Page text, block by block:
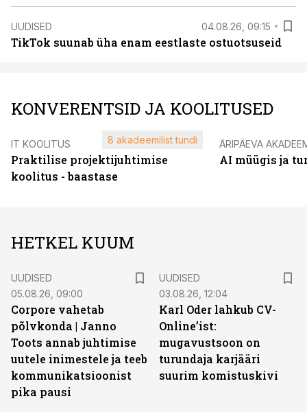
UUDISED 04.08.26, 09:15
TikTok suunab üha enam eestlaste ostuotsuseid
KONVERENTSID JA KOOLITUSED
IT KOOLITUS
Praktilise projektijuhtimise
koolitus - baastase
8 akadeemilist tundi ÄRIPÄEVA
AI müügis ja
HETKEL KUUM
UUDISED
05.08.26, 09:00
Corpore vahetab
põlvkonda | Janno
Toots annab juhtimise
uutele inimestele ja teeb
kommunikatsioonist
pika pausi
UUDISED
03.08.26, 12:04
Karl Oder lahkub CV-
Online’ist:
mugavustsoon on
turundaja karjääri
suurim komistuskivi